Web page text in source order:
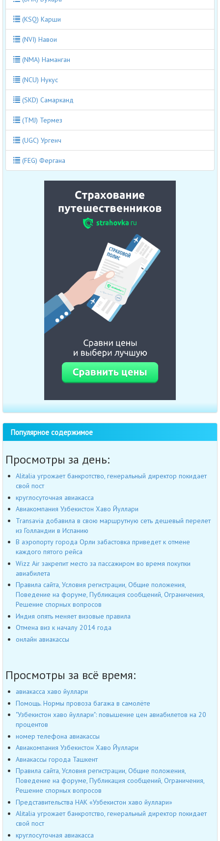
(KSQ) Карши
(NVI) Навои
(NMA) Наманган
(NCU) Нукус
(SKD) Самарканд
(TMJ) Термез
(UGC) Ургенч
(FEG) Фергана
Популярное содержимое
Просмотры за день:
Alitalia угрожает банкротство, генеральный директор покидает
свой пост
круглосуточная авиакасса
Авиакомпания Узбекистон Хаво Йуллари
Transavia добавила в свою маршрутную сеть дешевый перелет
из Голландии в Испанию
В аэропорту города Орли забастовка приведет к отмене
каждого пятого рейса
Wizz Air закрепит место за пассажиром во время покупки
авиабилета
Правила сайта, Условия регистрации, Общие положения,
Поведение на форуме, Публикация сообщений, Ограничения,
Решение спорных вопросов
Индия опять меняет визовые правила
Отмена виз к началу 2014 года
онлайн авиакассы
Просмотры за всё время:
авиакасса хаво йуллари
Помощь. Нормы провоза багажа в самолёте
"Узбекистон хаво йуллари": повышение цен авиабилетов на 20
процентов
номер телефона авиакассы
Авиакомпания Узбекистон Хаво Йуллари
Авиакассы города Ташкент
Правила сайта, Условия регистрации, Общие положения,
Поведение на форуме, Публикация сообщений, Ограничения,
Решение спорных вопросов
Представительства НАК «Узбекистон хаво йуллари»
Alitalia угрожает банкротство, генеральный директор покидает
свой пост
круглосуточная авиакасса